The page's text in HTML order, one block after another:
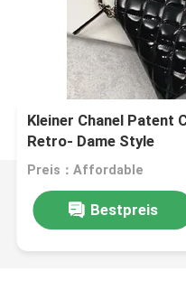
Kleiner Chanel Patent
Retro- Dame Style
Preis：Affordable
Bestpreis